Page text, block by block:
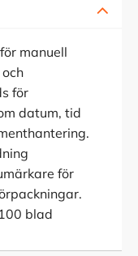
manuell
för
datum, tid
för
blad